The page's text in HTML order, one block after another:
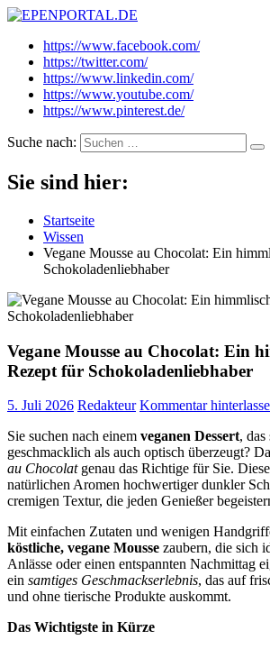
EPENPORTAL.DE
Epische News aus Politik, Finanzen &
https://www.facebook.com/
https://twitter.com/
https://www.linkedin.com/
https://www.youtube.com/
https://www.pinterest.de/
Suche nach:
Sie sind hier:
Startseite
Wissen
Vegane Mousse au Chocolat: Ein
Schokoladenliebhaber
Vegane Mousse au Chocolat: Ein
Rezept für Schokoladenliebhaber
5. Juli 2026 Redakteur Kommentar
Sie suchen nach einem veganen Dessert,
geschmacklich als auch optisch überzeugt?
au Chocolatgenau das Richtige für Sie.
natürlichen Aromen hochwertiger dunkler
cremigen Textur, die jeden Genießer
Mit einfachen Zutaten und wenigen
köstliche, vegane Mousse zaubern, die sich
Anlässe oder einen entspannten Nachmittag
ein samtiges Geschmackserlebnis, das auf
und ohne tierische Produkte auskommt.
Das Wichtigste in Kürze